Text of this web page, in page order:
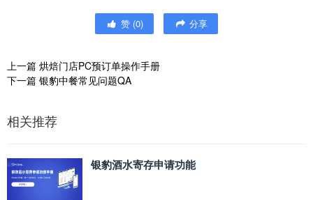
赞 (0) 分享
上一篇 烘焙门店PC预订单操作手册
下一篇 银豹中餐常见问题QA
相关推荐
银豹酒水寄存申请功能